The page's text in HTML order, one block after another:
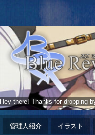
Hey there! Thanks for dropping
管理人紹介 イラスト